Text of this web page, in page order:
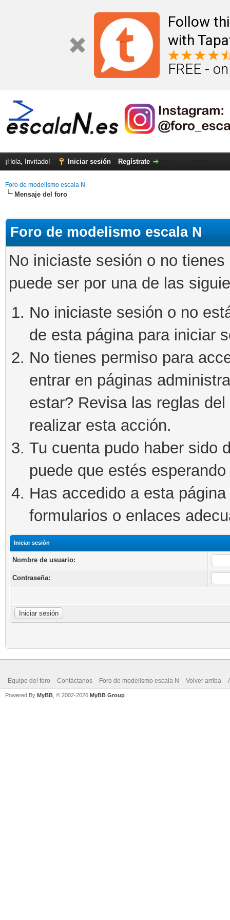
Follow
with
FREE -
¡Hola, Invitado! Iniciar sesión Regístrate
Foro de modelismo escala N
Mensaje del foro
Foro de modelismo escala N
No iniciaste sesión o no
puede ser por una de las
No iniciaste sesión o no
de esta página para iniciar
No tienes permiso para
entrar en páginas
estar? Revisa las reglas
realizar esta acción.
Tu cuenta pudo haber sido
puede que estés
Has accedido a esta
formularios o enlaces
Iniciar sesión
Nombre de usuario:
Contraseña:
Equipo del foro Contáctanos Foro de modelismo escala N Volver arriba
Powered By MyBB , © 2002-2026 MyBB Group